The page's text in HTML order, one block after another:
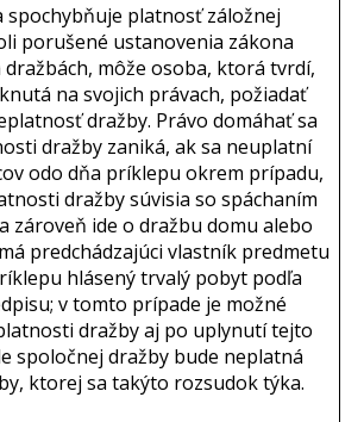
spochybňuje platnosť záložnej
porušené ustanovenia zákona
môže osoba, ktorá tvrdí,
na svojich právach, požiadať
dražby. Právo domáhať sa
dražby zaniká, ak sa neuplatní
odo dňa príklepu okrem prípadu,
dražby súvisia so spáchaním
zároveň ide o dražbu domu alebo
predchádzajúci vlastník predmetu
hlásený trvalý pobyt podľa
v tomto prípade je možné
dražby aj po uplynutí tejto
spoločnej dražby bude neplatná
ktorej sa takýto rozsudok týka.